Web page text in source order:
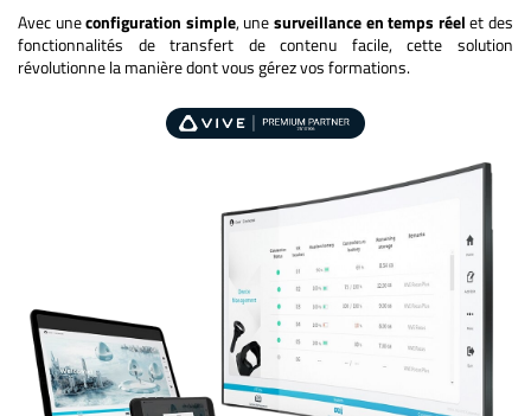
Avec uneconfiguration simple, unesurveillance en temps réelet des
fonctionnalités de transfert de contenu facile, cette solution
révolutionne la manière dont vous gérez vos formations.